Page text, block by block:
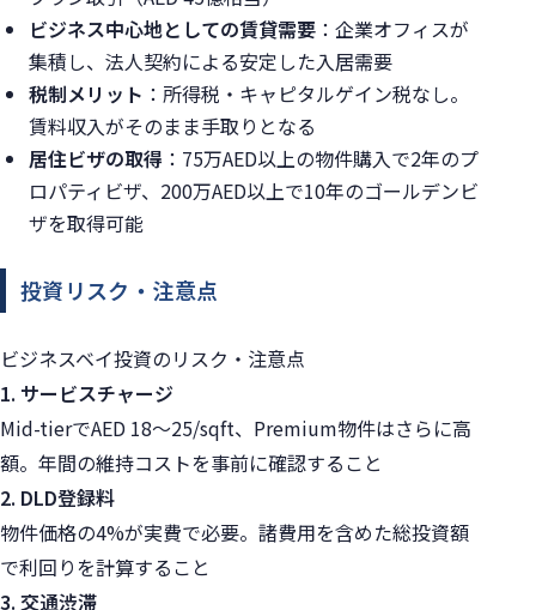
ビジネス中心地としての賃貸需要 ：企業オフィスが
集積し、法人契約による安定した入居需要
税制メリット ：所得税・キャピタルゲイン税なし。
賃料収入がそのまま手取りとなる
居住ビザの取得 ：75万AED以上の物件購入で2年のプ
ロパティビザ、200万AED以上で10年のゴールデンビ
ザを取得可能
投資リスク・注意点
ビジネスベイ投資のリスク・注意点
1. サービスチャージ
Mid-tierでAED 18〜25/sqft、Premium物件はさらに高
額。年間の維持コストを事前に確認すること
2. DLD登録料
物件価格の4%が実費で必要。諸費用を含めた総投資額
で利回りを計算すること
3. 交通渋滞